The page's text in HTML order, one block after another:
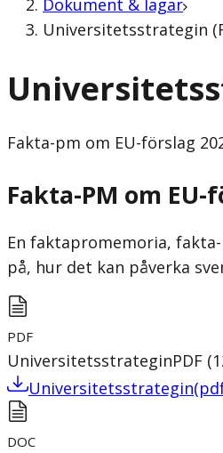
Dokument & lagar
Universitetsstrategin
Fakta-pm om EU-förslag
Fakta-PM om EU-
En faktapromemoria,
på, hur det kan påverka
PDF
UniversitetsstrateginPDF (
Universitetsstrategin(
DOC